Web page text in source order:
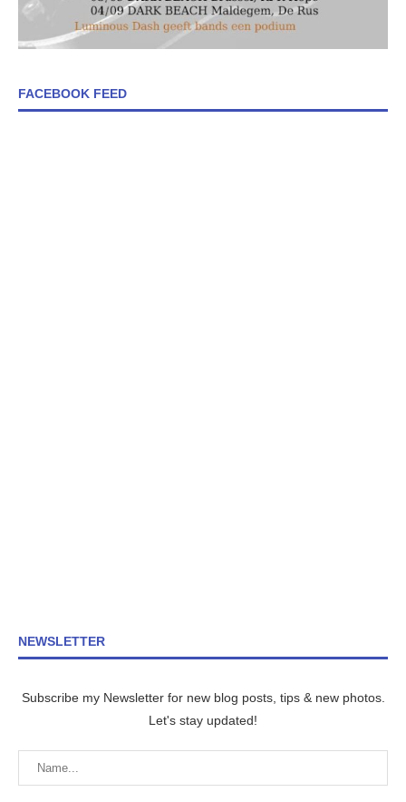
FACEBOOK FEED
NEWSLETTER
Subscribe my Newsletter for new blog posts, tips & new photos.
Let's stay updated!